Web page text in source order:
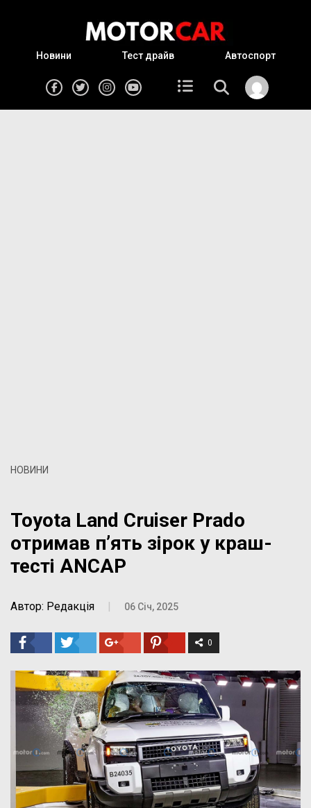
Новини Тест драйв Автоспорт
НОВИНИ
Toyota Land Cruiser Prado
отримав п’ять зірок у краш-
тесті ANCAP
Автор: Редакція | 06 Січ, 2025
0